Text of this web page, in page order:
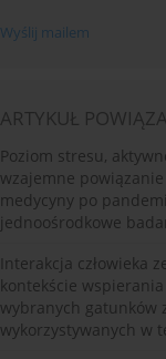
Wyślij mailem
ARTYKUŁ
Poziom stresu,
wzajemne
medycyny po
jednoośrodkowe
Interakcja człowieka
kontekście
wybranych gatunków
wykorzystywanych w